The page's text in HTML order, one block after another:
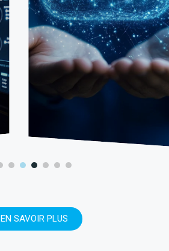
EN SAVOIR PLUS